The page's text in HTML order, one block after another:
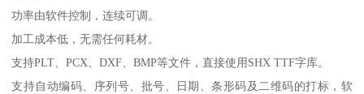
功率由软件控制，连续可调。
加工成本低，无需任何耗材。
支持PLT、PCX、DXF、BMP等文件，直接使用SHX TTF字库。
支持自动编码、序列号、批号、日期、条形码及二维码的打标，软